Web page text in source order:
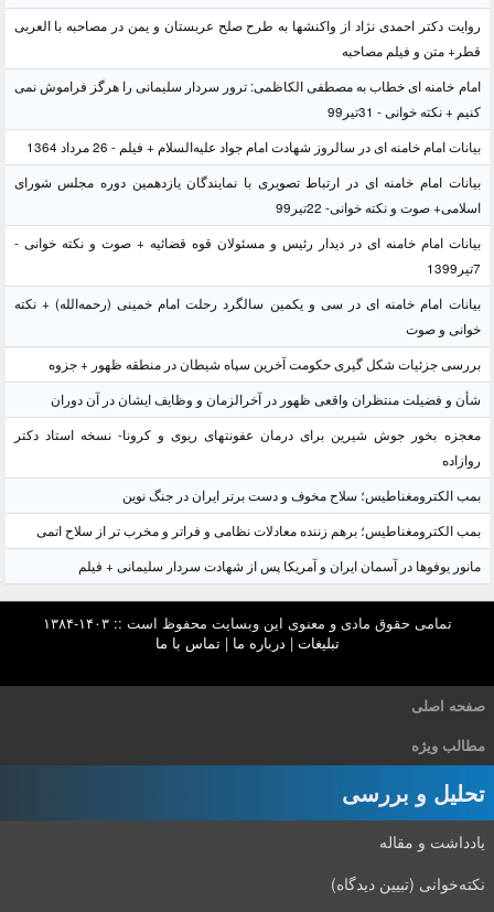
روایت دکتر احمدی نژاد از واکنشها به طرح صلح عربستان و یمن در مصاحبه با العربی
قطر+ متن و فیلم مصاحبه
امام خامنه ای خطاب به مصطفی الکاظمی: ترور سردار سلیمانی را هرگز فراموش نمی
کنیم + نکته خوانی - 31تیر99
بیانات امام خامنه ای در سالروز شهادت امام جواد علیه‌السلام + فیلم - 26 مرداد 1364
بیانات امام خامنه ای در ارتباط تصویری با نمایندگان یازدهمین دوره مجلس شورای
اسلامی+ صوت و نکته خوانی- 22تیر99
بیانات امام خامنه ای در دیدار رئیس و مسئولان قوه قضائیه + صوت و نکته خوانی -
7تیر1399
بیانات امام خامنه ای در سی و یکمین سالگرد رحلت امام خمینی (رحمه‌الله) + نکته
خوانی و صوت
بررسی جزئیات شکل گیری حکومت آخرین سپاه شیطان در منطقه ظهور + جزوه
شأن و فضیلت منتظران واقعی ظهور در آخرالزمان و وظایف ایشان در آن دوران
معجزه بخور جوش شیرین برای درمان عفونتهای ریوی و کرونا- نسخه استاد دکتر
روازاده
بمب الکترومغناطیس؛ سلاح مخوف و دست برتر ایران در جنگ نوین
بمب الکترومغناطیس؛ برهم زننده معادلات نظامی و فراتر و مخرب تر از سلاح اتمی
مانور یوفوها در آسمان ایران و آمریکا پس از شهادت سردار سلیمانی + فیلم
تمامی حقوق مادی و معنوی این وبسایت محفوظ است :: ۱۴۰۳-۱۳۸۴
تبلیغات | درباره ما |تماس با ما
صفحه اصلی
مطالب ویژه
تحلیل و بررسی
یادداشت و مقاله
نکته‌خوانی (تبیین دیدگاه)